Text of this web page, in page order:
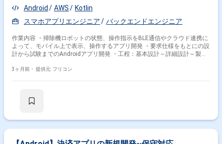
Android
AWS
Kotlin
スマホアプリエンジニア
バックエンドエンジニア
作業内容 ・掃除機ロボットの状態、操作指示をBLE通信やクラウド連携に
よって、モバイル上で表示、操作するアプリ開発 ・要求仕様をもとにの設
計から試験までのAndroidアプリ開発 ・工程：基本設計～詳細設計～製造
3ヶ月前・ 提供元: フリコン